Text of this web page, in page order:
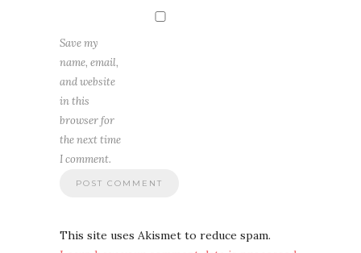
Save my
name, email,
and website
in this
browser for
the next time
I comment.
This site uses Akismet to reduce spam.